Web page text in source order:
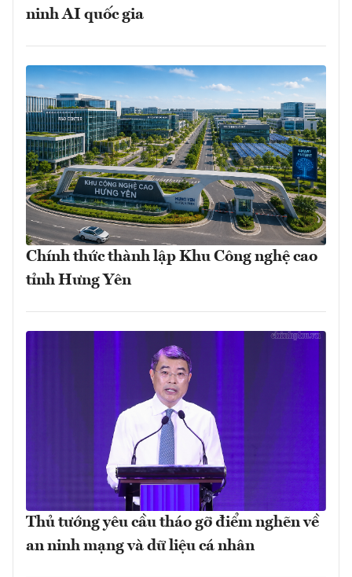
ninh AI quốc gia
Chính thức thành lập Khu Công nghệ cao
tỉnh Hưng Yên
Thủ tướng yêu cầu tháo gỡ điểm nghẽn về
an ninh mạng và dữ liệu cá nhân